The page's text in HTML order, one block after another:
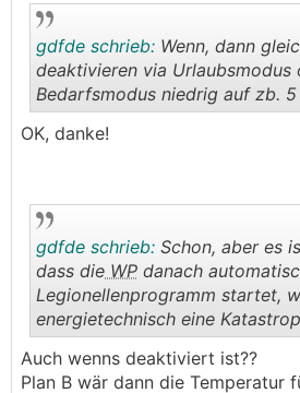
gdfde schrieb: Wenn, dann
deaktivieren via Urlaubsmodus
Bedarfsmodus niedrig auf zb. 5
OK, danke!
..
gdfde schrieb: Schon, aber es
dass die WP danach
Legionellenprogramm startet,
energietechnisch eine
Auch wenns deaktiviert ist??
Plan B wär dann die Temperatur